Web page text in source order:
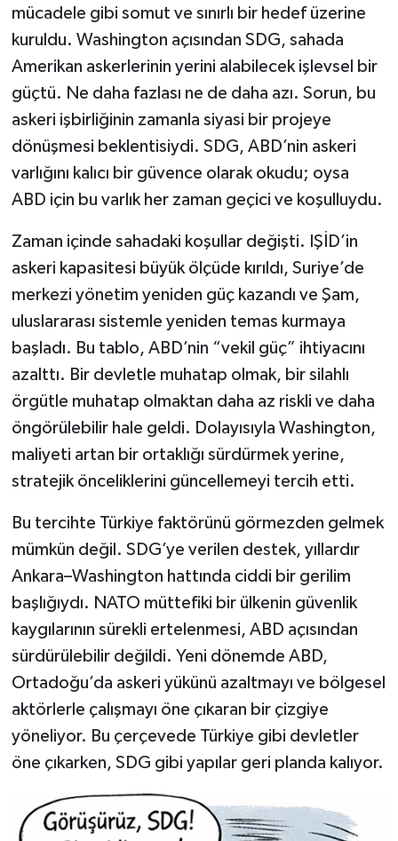
mücadele gibi somut ve sınırlı bir hedef üzerine
kuruldu. Washington açısından SDG, sahada
Amerikan askerlerinin yerini alabilecek işlevsel bir
güçtü. Ne daha fazlası ne de daha azı. Sorun, bu
askeri işbirliğinin zamanla siyasi bir projeye
dönüşmesi beklentisiydi. SDG, ABD’nin askeri
varlığını kalıcı bir güvence olarak okudu; oysa
ABD için bu varlık her zaman geçici ve koşulluydu.
Zaman içinde sahadaki koşullar değişti. IŞİD’in
askeri kapasitesi büyük ölçüde kırıldı, Suriye’de
merkezi yönetim yeniden güç kazandı ve Şam,
uluslararası sistemle yeniden temas kurmaya
başladı. Bu tablo, ABD’nin “vekil güç” ihtiyacını
azalttı. Bir devletle muhatap olmak, bir silahlı
örgütle muhatap olmaktan daha az riskli ve daha
öngörülebilir hale geldi. Dolayısıyla Washington,
maliyeti artan bir ortaklığı sürdürmek yerine,
stratejik önceliklerini güncellemeyi tercih etti.
Bu tercihte Türkiye faktörünü görmezden gelmek
mümkün değil. SDG’ye verilen destek, yıllardır
Ankara–Washington hattında ciddi bir gerilim
başlığıydı. NATO müttefiki bir ülkenin güvenlik
kaygılarının sürekli ertelenmesi, ABD açısından
sürdürülebilir değildi. Yeni dönemde ABD,
Ortadoğu’da askeri yükünü azaltmayı ve bölgesel
aktörlerle çalışmayı öne çıkaran bir çizgiye
yöneliyor. Bu çerçevede Türkiye gibi devletler
öne çıkarken, SDG gibi yapılar geri planda kalıyor.